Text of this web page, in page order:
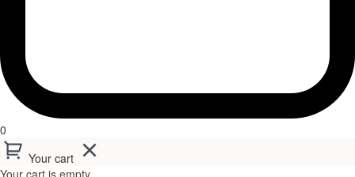
0
Your cart
Your cart is empty.